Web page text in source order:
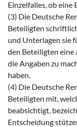
Einzelfalles, ob eine
(3) Die Deutsche
Beteiligten
und Unterlagen sie
den Beteiligten eine
die Angaben zu
haben.
(4) Die Deutsche
Beteiligten mit,
beabsichtigt,
Entscheidung